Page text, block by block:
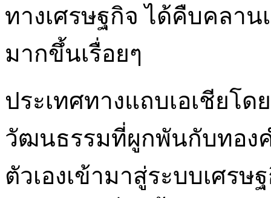
ทางเศรษฐกิจ ได้คืบคลา
มากขึ้นเรื่อยๆ
ประเทศทางแถบเอเชียโ
วัฒนธรรมที่ผูกพันกับทอง
ตัวเองเข้ามาสู่ระบบเศร